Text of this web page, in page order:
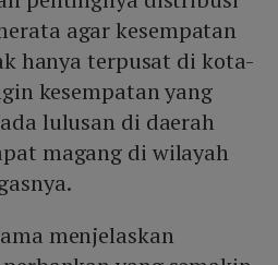
agar kesempatan
hanya terpusat di kota-
kesempatan yang
lulusan di daerah
magang di wilayah
menjelaskan